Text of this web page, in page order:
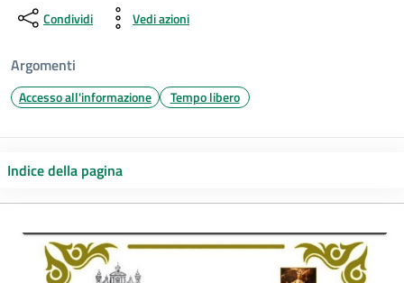
Condividi Vedi azioni
Argomenti
Accesso all'informazione Tempo libero
Indice della pagina